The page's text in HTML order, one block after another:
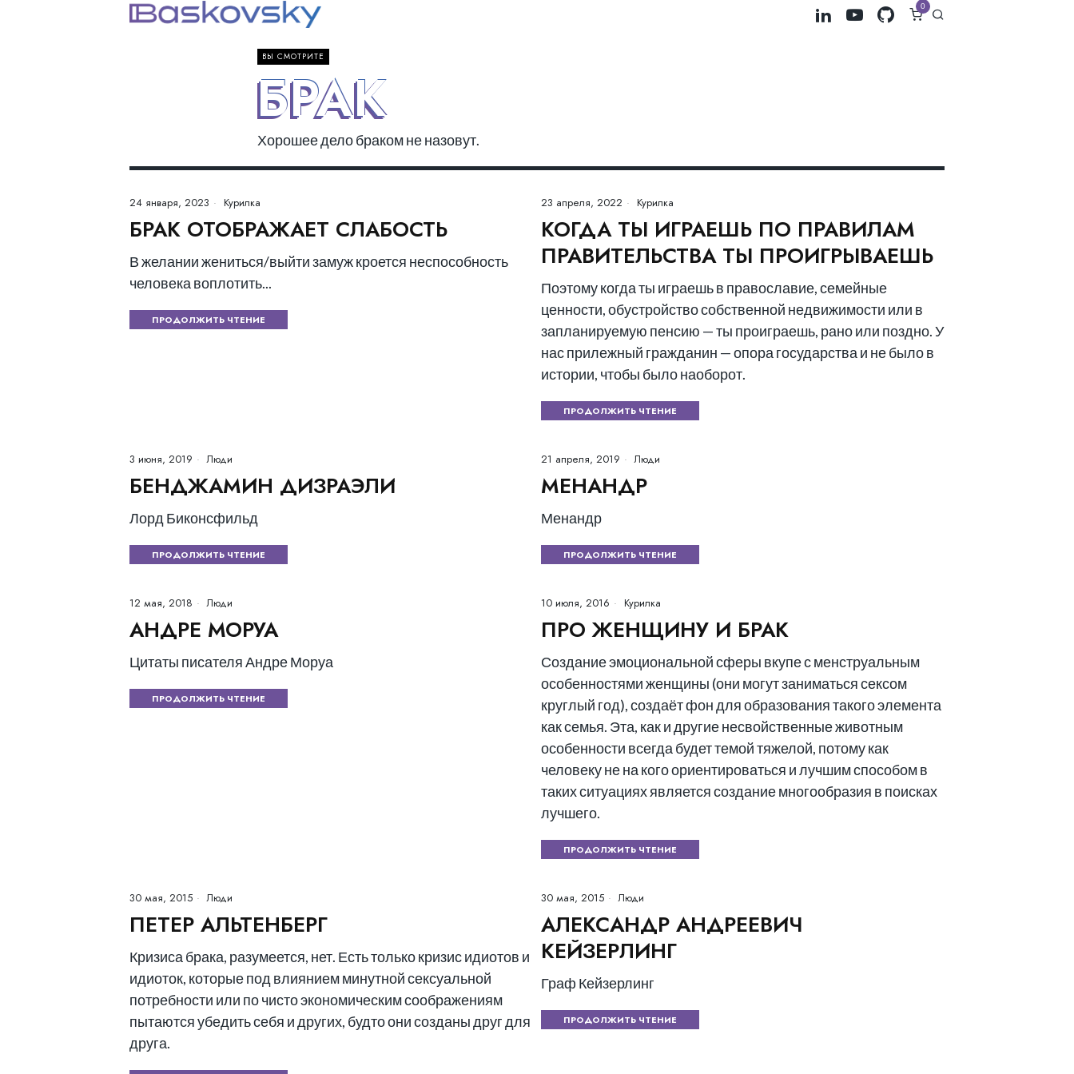
0
ВЫ СМОТРИТЕ
БРАК
Хорошее дело браком не назовут.
24 января, 2023 Курилка
БРАК ОТОБРАЖАЕТ СЛАБОСТЬ
В желании жениться/выйти замуж кроется неспособность
человека воплотить...
ПРОДОЛЖИТЬ ЧТЕНИЕ
23 апреля, 2022 Курилка
КОГДА ТЫ ИГРАЕШЬ ПО ПРАВИЛАМ
ПРАВИТЕЛЬСТВА ТЫ ПРОИГРЫВАЕШЬ
Поэтому когда ты играешь в православие, семейные
ценности, обустройство собственной недвижимости или в
запланируемую пенсию — ты проиграешь, рано или поздно. У
нас прилежный гражданин — опора государства и не было в
истории, чтобы было наоборот.
ПРОДОЛЖИТЬ ЧТЕНИЕ
3 июня, 2019 Люди
БЕНДЖАМИН ДИЗРАЭЛИ
Лорд Биконсфильд
ПРОДОЛЖИТЬ ЧТЕНИЕ
21 апреля, 2019 Люди
МЕНАНДР
Менандр
ПРОДОЛЖИТЬ ЧТЕНИЕ
12 мая, 2018 Люди
АНДРЕ МОРУА
Цитаты писателя Андре Моруа
ПРОДОЛЖИТЬ ЧТЕНИЕ
10 июля, 2016 Курилка
ПРО ЖЕНЩИНУ И БРАК
Создание эмоциональной сферы вкупе с менструальным
особенностями женщины (они могут заниматься сексом
круглый год), создаёт фон для образования такого элемента
как семья. Эта, как и другие несвойственные животным
особенности всегда будет темой тяжелой, потому как
человеку не на кого ориентироваться и лучшим способом в
таких ситуациях является создание многообразия в поисках
лучшего.
ПРОДОЛЖИТЬ ЧТЕНИЕ
30 мая, 2015 Люди
ПЕТЕР АЛЬТЕНБЕРГ
Кризиса брака, разумеется, нет. Есть только кризис идиотов и
идиоток, которые под влиянием минутной сексуальной
потребности или по чисто экономическим соображениям
пытаются убедить себя и других, будто они созданы друг для
друга.
30 мая, 2015 Люди
АЛЕКСАНДР АНДРЕЕВИЧ
КЕЙЗЕРЛИНГ
Граф Кейзерлинг
ПРОДОЛЖИТЬ ЧТЕНИЕ